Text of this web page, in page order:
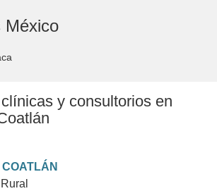
México
y consultorios en